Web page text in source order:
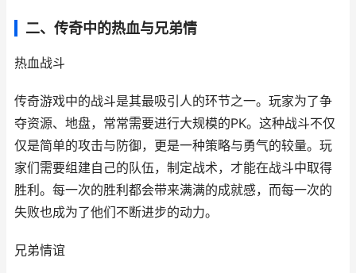
二、传奇中的热血与兄弟情
热血战斗
传奇游戏中的战斗是其最吸引人的环节之一。玩家为了争
夺资源、地盘，常常需要进行大规模的PK。这种战斗不仅
仅是简单的攻击与防御，更是一种策略与勇气的较量。玩
家们需要组建自己的队伍，制定战术，才能在战斗中取得
胜利。每一次的胜利都会带来满满的成就感，而每一次的
失败也成为了他们不断进步的动力。
兄弟情谊